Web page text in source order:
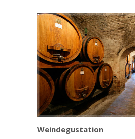
Weindegustation